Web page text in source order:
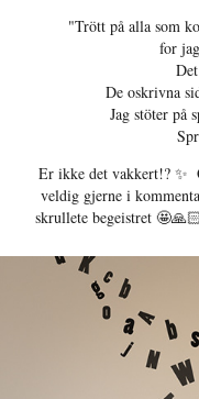
"Trött på alla som
for
De oskrivna
Jag stöter på
Er ikke det vakkert!? ✨
veldig gjerne i
skrullete begeistret